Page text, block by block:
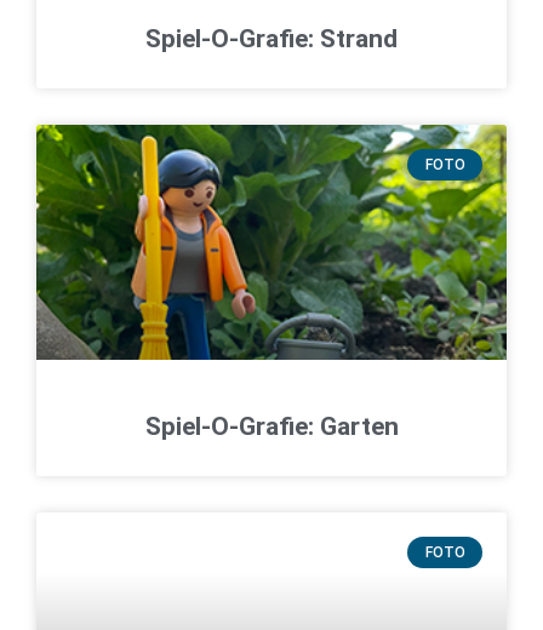
Spiel-O-Grafie: Strand
FOTO
Spiel-O-Grafie: Garten
FOTO